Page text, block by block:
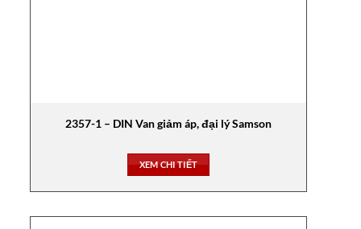
2357-1 – DIN Van giảm áp, đại lý Samson
XEM CHI TIẾT